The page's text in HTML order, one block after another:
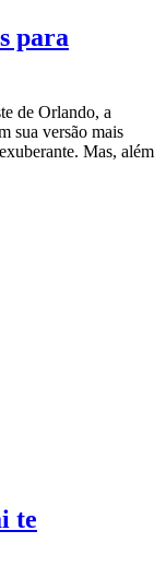
para
de Orlando, a
sua versão mais
Mas, além
te